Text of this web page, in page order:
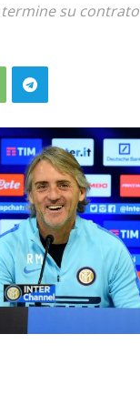
su contrato